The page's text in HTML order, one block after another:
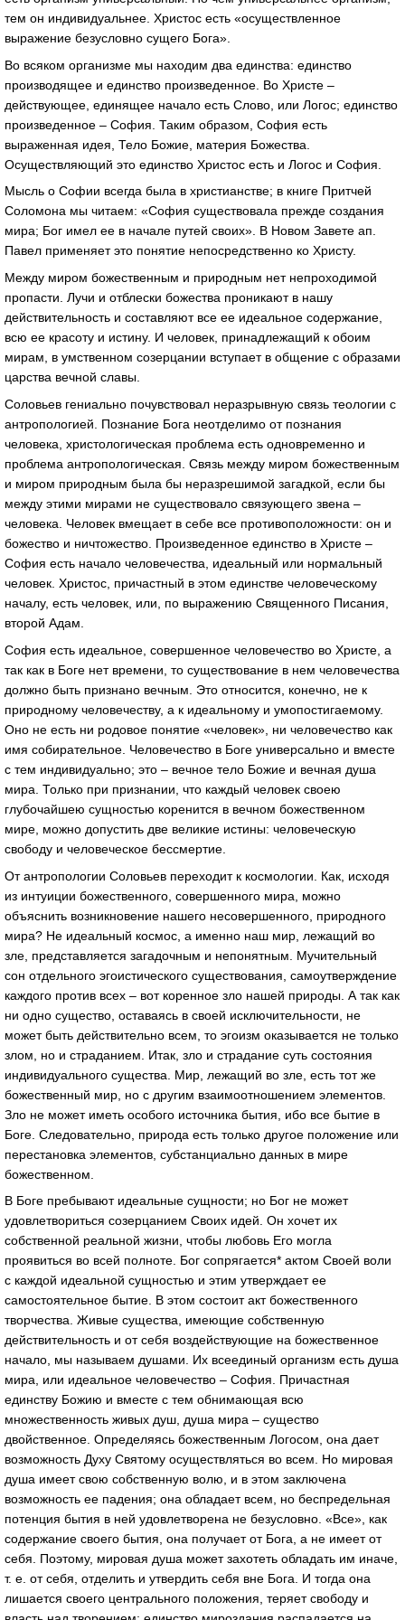
тем он индивидуальнее. Христос есть «осуществленное
выражение безусловно сущего Бога».
Во всяком организме мы находим два единства: единство
производящее и единство произведенное. Во Христе –
действующее, единящее начало есть Слово, или Логос; единство
произведенное – София. Таким образом, София есть
выраженная идея, Тело Божие, материя Божества.
Осуществляющий это единство Христос есть и Логос и София.
Мысль о Софии всегда была в христианстве; в книге Притчей
Соломона мы читаем: «София существовала прежде создания
мира; Бог имел ее в начале путей своих». В Новом Завете ап.
Павел применяет это понятие непосредственно ко Христу.
Между миром божественным и природным нет непроходимой
пропасти. Лучи и отблески божества проникают в нашу
действительность и составляют все ее идеальное содержание,
всю ее красоту и истину. И человек, принадлежащий к обоим
мирам, в умственном созерцании вступает в общение с образами
царства вечной славы.
Соловьев гениально почувствовал неразрывную связь теологии с
антропологией. Познание Бога неотделимо от познания
человека, христологическая проблема есть одновременно и
проблема антропологическая. Связь между миром божественным
и миром природным была бы неразрешимой загадкой, если бы
между этими мирами не существовало связующего звена –
человека. Человек вмещает в себе все противоположности: он и
божество и ничтожество. Произведенное единство в Христе –
София есть начало человечества, идеальный или нормальный
человек. Христос, причастный в этом единстве человеческому
началу, есть человек, или, по выражению Священного Писания,
второй Адам.
София есть идеальное, совершенное человечество во Христе, а
так как в Боге нет времени, то существование в нем человечества
должно быть признано вечным. Это относится, конечно, не к
природному человечеству, а к идеальному и умопостигаемому.
Оно не есть ни родовое понятие «человек», ни человечество как
имя собирательное. Человечество в Боге универсально и вместе
с тем индивидуально; это – вечное тело Божие и вечная душа
мира. Только при признании, что каждый человек своею
глубочайшею сущностью коренится в вечном божественном
мире, можно допустить две великие истины: человеческую
свободу и человеческое бессмертие.
От антропологии Соловьев переходит к космологии. Как, исходя
из интуиции божественного, совершенного мира, можно
объяснить возникновение нашего несовершенного, природного
мира? Не идеальный космос, а именно наш мир, лежащий во
зле, представляется загадочным и непонятным. Мучительный
сон отдельного эгоистического существования, самоутверждение
каждого против всех – вот коренное зло нашей природы. А так как
ни одно существо, оставаясь в своей исключительности, не
может быть действительно всем, то эгоизм оказывается не только
злом, но и страданием. Итак, зло и страдание суть состояния
индивидуального существа. Мир, лежащий во зле, есть тот же
божественный мир, но с другим взаимоотношением элементов.
Зло не может иметь особого источника бытия, ибо все бытие в
Боге. Следовательно, природа есть только другое положение или
перестановка элементов, субстанциально данных в мире
божественном.
В Боге пребывают идеальные сущности; но Бог не может
удовлетвориться созерцанием Своих идей. Он хочет их
собственной реальной жизни, чтобы любовь Его могла
проявиться во всей полноте. Бог сопрягается* актом Своей воли
с каждой идеальной сущностью и этим утверждает ее
самостоятельное бытие. В этом состоит акт божественного
творчества. Живые существа, имеющие собственную
действительность и от себя воздействующие на божественное
начало, мы называем душами. Их всеединый организм есть душа
мира, или идеальное человечество – София. Причастная
единству Божию и вместе с тем обнимающая всю
множественность живых душ, душа мира – существо
двойственное. Определяясь божественным Логосом, она дает
возможность Духу Святому осуществляться во всем. Но мировая
душа имеет свою собственную волю, и в этом заключена
возможность ее падения; она обладает всем, но беспредельная
потенция бытия в ней удовлетворена не безусловно. «Все», как
содержание своего бытия, она получает от Бога, а не имеет от
себя. Поэтому, мировая душа может захотеть обладать им иначе,
т. е. от себя, отделить и утвердить себя вне Бога. И тогда она
лишается своего центрального положения, теряет свободу и